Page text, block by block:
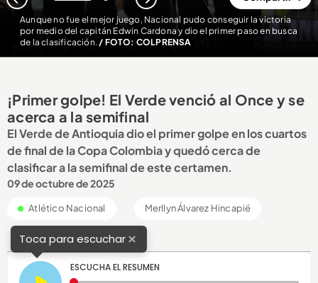
Aunque no fue el mejor juego, Nacional pudo conseguir la victoria
por medio del capitán Edwin Cardona y dio el primer paso en busca
de la clasificación. / FOTO: COLPRENSA
¡Primer golpe! El Verde venció al Once y se
acerca a la semifinal
El Verde de Antioquia dio el primer golpe en los cuartos
de final de la Copa Colombia y quedó cerca de
clasificar a la semifinal de este certamen.
09 de octubre de 2025
Atlético Nacional Merllyn Álvarez Hincapié
Toca para escuchar×
ESCUCHA EL RESUMEN